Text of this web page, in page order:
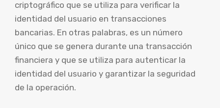
criptográfico que se utiliza para verificar la
identidad del usuario en transacciones
bancarias. En otras palabras, es un número
único que se genera durante una transacción
financiera y que se utiliza para autenticar la
identidad del usuario y garantizar la seguridad
de la operación.